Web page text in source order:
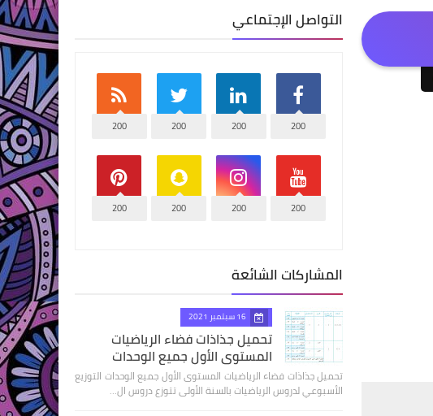
التواصل الإجتماعي
200
200
200
200
200
200
200
200
المشاركات الشائعة
16 سبتمبر 2021
تحميل جذاذات فضاء الرياضيات
المستوى الأول جميع الوحدات
تحميل جذاذات فضاء الرياضيات المستوى الأول جميع الوحدات التوزيع
الأسبوعي لدروس الرياضيات بالسنة الأولى تتوزع دروس ال…